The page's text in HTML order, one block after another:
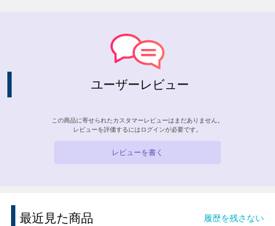
ユーザーレビュー
この商品に寄せられたカスタマーレビューはまだありません。
レビューを評価するには ログインが必要です。
レビューを書く
最近見た商品 履歴を残さない